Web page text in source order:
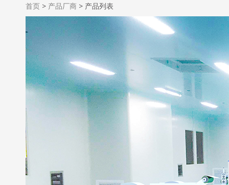
首页 > 产品厂商 > 产品列表